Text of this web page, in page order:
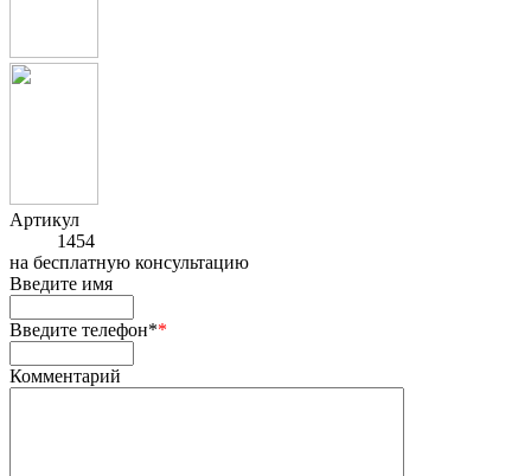
Артикул
1454
на бесплатную консультацию
Введите имя
Введите телефон**
Комментарий